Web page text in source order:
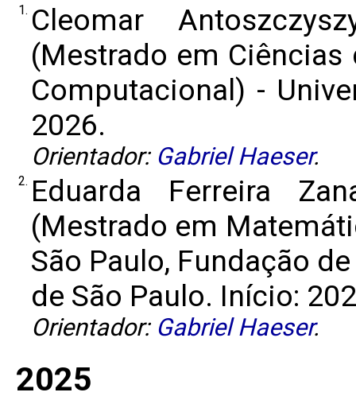
1. Cleomar
(Mestrado em
Computacional) -
2026.
Orientador: Gabriel Haeser.
2. Eduarda Ferreira
(Mestrado em
São Paulo, Fundação
de São Paulo. Início:
Orientador: Gabriel Haeser.
2025